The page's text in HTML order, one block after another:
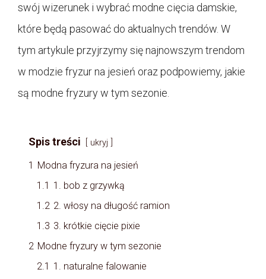
swój wizerunek i wybrać modne cięcia damskie,
które będą pasować do aktualnych trendów. W
tym artykule przyjrzymy się najnowszym trendom
w modzie fryzur na jesień oraz podpowiemy, jakie
są modne fryzury w tym sezonie.
Spis treści ukryj
1 Modna fryzura na jesień
1.1 1. bob z grzywką
1.2 2. włosy na długość ramion
1.3 3. krótkie cięcie pixie
2 Modne fryzury w tym sezonie
2.1 1. naturalne falowanie